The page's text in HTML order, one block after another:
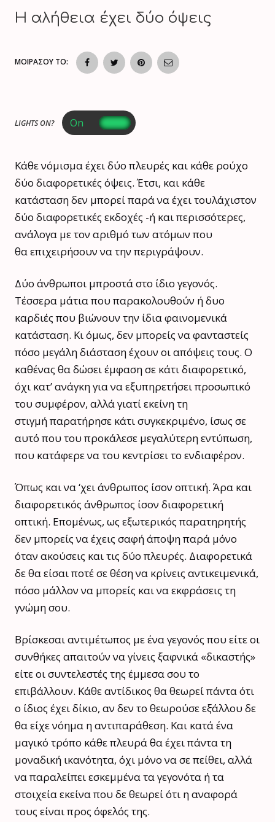
Η αλήθεια έχει δύο όψεις
ΜΟΙΡΑΣΟΥ ΤΟ:
LIGHTS ON?
Κάθε νόμισμα έχει δύο πλευρές και κάθε ρούχο
δύο διαφορετικές όψεις. Έτσι, και κάθε
κατάσταση δεν μπορεί παρά να έχει τουλάχιστον
δύο διαφορετικές εκδοχές -ή και περισσότερες,
ανάλογα με τον αριθμό των ατόμων που
θα επιχειρήσουν να την περιγράψουν.
Δύο άνθρωποι μπροστά στο ίδιο γεγονός.
Τέσσερα μάτια που παρακολουθούν ή δυο
καρδιές που βιώνουν την ίδια φαινομενικά
κατάσταση. Κι όμως, δεν μπορείς να φανταστείς
πόσο μεγάλη διάσταση έχουν οι απόψεις τους. Ο
καθένας θα δώσει έμφαση σε κάτι διαφορετικό,
όχι κατ’ ανάγκη για να εξυπηρετήσει προσωπικό
του συμφέρον, αλλά γιατί εκείνη τη
στιγμή παρατήρησε κάτι συγκεκριμένο, ίσως σε
αυτό που του προκάλεσε μεγαλύτερη εντύπωση,
που κατάφερε να του κεντρίσει το ενδιαφέρον.
Όπως και να ‘χει άνθρωπος ίσον οπτική. Άρα και
διαφορετικός άνθρωπος ίσον διαφορετική
οπτική. Επομένως, ως εξωτερικός παρατηρητής
δεν μπορείς να έχεις σαφή άποψη παρά μόνο
όταν ακούσεις και τις δύο πλευρές. Διαφορετικά
δε θα είσαι ποτέ σε θέση να κρίνεις αντικειμενικά,
πόσο μάλλον να μπορείς και να εκφράσεις τη
γνώμη σου.
Βρίσκεσαι αντιμέτωπος με ένα γεγονός που είτε οι
συνθήκες απαιτούν να γίνεις ξαφνικά «δικαστής»
είτε οι συντελεστές της έμμεσα σου το
επιβάλλουν. Κάθε αντίδικος θα θεωρεί πάντα ότι
ο ίδιος έχει δίκιο, αν δεν το θεωρούσε εξάλλου δε
θα είχε νόημα η αντιπαράθεση. Και κατά ένα
μαγικό τρόπο κάθε πλευρά θα έχει πάντα τη
μοναδική ικανότητα, όχι μόνο να σε πείθει, αλλά
να παραλείπει εσκεμμένα τα γεγονότα ή τα
στοιχεία εκείνα που δε θεωρεί ότι η αναφορά
τους είναι προς όφελός της.